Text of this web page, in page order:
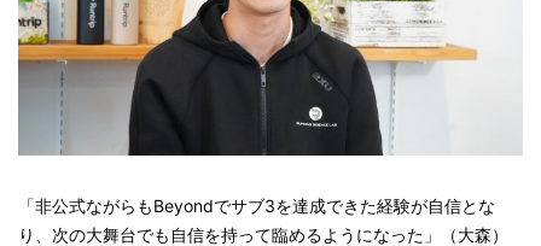
「非公式ながらもBeyondでサブ3を達成できた経験が自信とな
り、次の大舞台でも自信を持って臨めるようになった」（大森）